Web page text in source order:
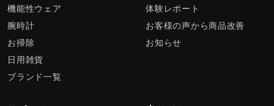
機能性ウェア
腕時計
お掃除
日用雑貨
ブランド一覧
体験レポート
お客様の声から商品改善
お知らせ